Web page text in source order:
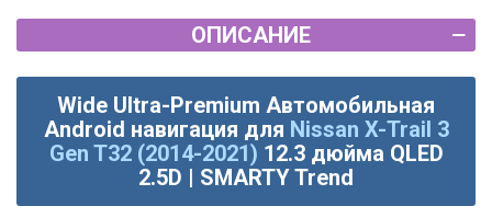
ОПИСАНИЕ
Wide Ultra-Premium Автомобильная
Android навигация для Nissan X-Trail 3
Gen T32 (2014-2021) 12.3 дюйма QLED
2.5D | SMARTY Trend